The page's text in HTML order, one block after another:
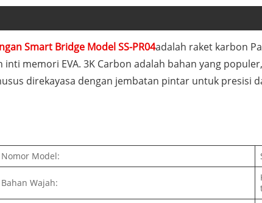
Smart Bridge Model SS-PR04adalah raket karbon
memori EVA. 3K Carbon adalah bahan yang
direkayasa dengan jembatan pintar untuk presisi
Nomor Model:
Bahan Wajah: